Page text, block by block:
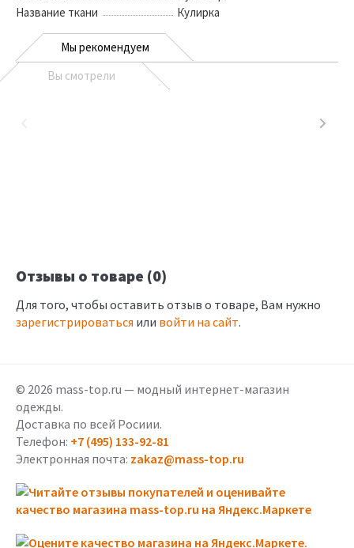
Название ткани
Кулирка
Мы рекомендуем
Вы смотрели
Отзывы о товаре (0)
Для того, чтобы оставить отзыв о товаре, Вам нужно
зарегистрироваться или войти на сайт.
© 2026 mass-top.ru — модный интернет-магазин
одежды.
Доставка по всей Росиии.
Телефон: +7 (495) 133-92-81
Электронная почта: zakaz@mass-top.ru